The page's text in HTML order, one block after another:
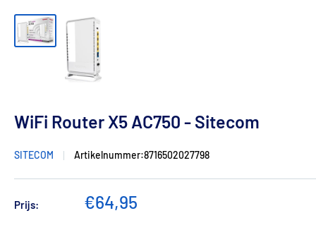
WiFi Router X5 AC750 - Sitecom
SITECOM Artikelnummer:8716502027798
Prijs: Verkoopprijs
€64,95